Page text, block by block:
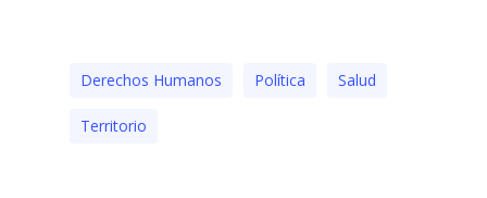
Derechos Humanos Polí­tica Salud
Territorio